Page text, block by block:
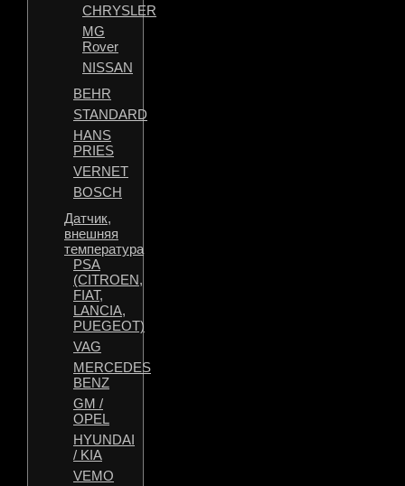
CHRYSLER
MG
Rover
NISSAN
BEHR
STANDARD
HANS
PRIES
VERNET
BOSCH
Датчик,
внешняя
температура
PSA
(CITROEN,
FIAT,
LANCIA,
PUEGEOT)
VAG
MERCEDES
BENZ
GM /
OPEL
HYUNDAI
/ KIA
VEMO